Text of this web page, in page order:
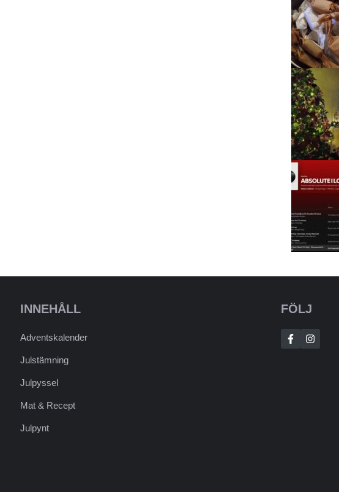
INNEHÅLL
Adventskalender
Julstämning
Julpyssel
Mat & Recept
Julpynt
FÖLJ